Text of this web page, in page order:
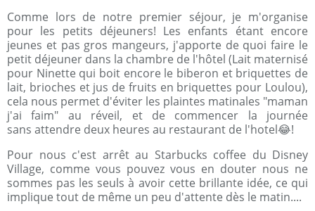
Comme lors de notre premier séjour, je m'organise
pour les petits déjeuners! Les enfants étant encore
jeunes et pas gros mangeurs, j'apporte de quoi faire le
petit déjeuner dans la chambre de l'hôtel (Lait maternisé
pour Ninette qui boit encore le biberon et briquettes de
lait, brioches et jus de fruits en briquettes pour Loulou),
cela nous permet d'éviter les plaintes matinales "maman
j'ai faim" au réveil, et de commencer la journée
sans attendre deux heures au restaurant de l'hotel😂!
Pour nous c'est arrêt au Starbucks coffee du Disney
Village, comme vous pouvez vous en douter nous ne
sommes pas les seuls à avoir cette brillante idée, ce qui
implique tout de même un peu d'attente dès le matin....